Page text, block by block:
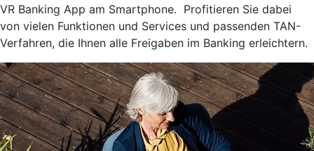
VR Banking App am Smartphone. Profitieren Sie dabei
von vielen Funktionen und Services und passenden TAN-
Verfahren, die Ihnen alle Freigaben im Banking erleichtern.